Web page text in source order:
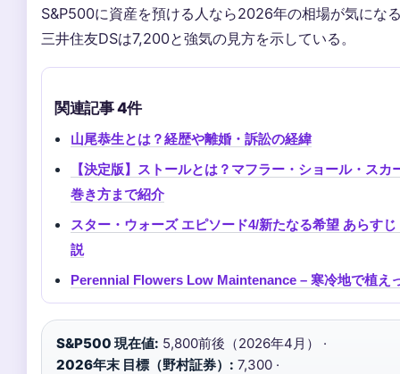
S&P500に資産を預ける人なら2026年の相場が気にな
三井住友DSは7,200と強気の見方を示している。
関連記事 4件
山尾恭生とは？経歴や離婚・訴訟の経緯
【決定版】ストールとは？マフラー・ショール・ス
巻き方まで紹介
スター・ウォーズ エピソード4/新たなる希望 あらす
説
Perennial Flowers Low Maintenance – 寒冷地で植え
S&P500 現在値: 5,800前後（2026年4月） ·
2026年末 目標（野村証券）: 7,300 ·